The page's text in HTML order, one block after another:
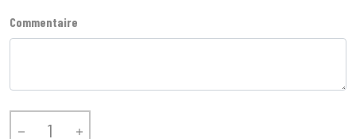
Commentaire
 